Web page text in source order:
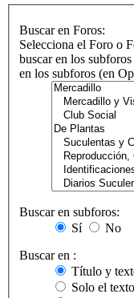
Buscar en Foros:
Selecciona el Foro o
buscar en los
en los subforos (en
Buscar en subforos:
Sí
No
Buscar en :
Título y
Solo el